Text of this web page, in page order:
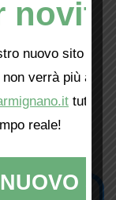
nuovo sito web!
verrà più
tutti i
reale!